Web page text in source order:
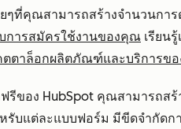
ยๆที่คุณสามารถสร้างจำนวนกา
การสมัครใช้งานของคุณ เรียน
ตตาล็อกผลิตภัณฑ์และบริการขอ
รีของ HubSpot คุณสามารถสร้
รับแต่ละแบบฟอร์ม มีขีดจำกัดก